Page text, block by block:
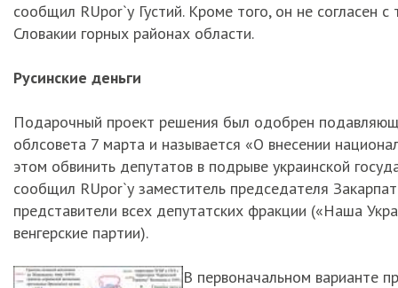
сообщил RUpor`у Густий. Кроме того, он не согласен
Словакии горных районах области.
Русинские деньги
Подарочный проект решения был одобрен
облсовета 7 марта и называется «О внесении
этом обвинить депутатов в подрыве украинской
сообщил RUpor`у заместитель председателя
представители всех депутатских фракции («Наша
венгерские партии).
В первоначальном варианте